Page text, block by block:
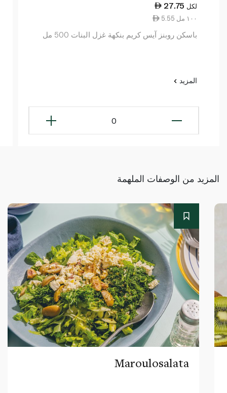
27.75 لكل
5.55 ١٠٠ مل
باسكن روبنز آيس كريم بنكهة غزل البنات 500 مل
المزيد
0
المزيد من الوصفات الملهمة
Maroulosalata